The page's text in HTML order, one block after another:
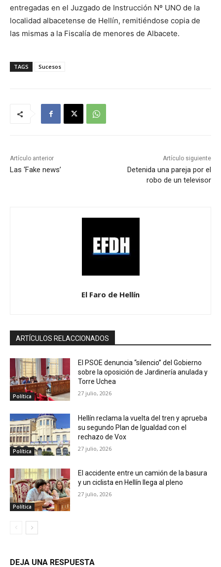
entregadas en el Juzgado de Instrucción Nº UNO de la
localidad albacetense de Hellín, remitiéndose copia de
las mismas a la Fiscalía de menores de Albacete.
TAGS Sucesos
Artículo anterior
Las ‘Fake news’
Artículo siguiente
Detenida una pareja por el
robo de un televisor
El Faro de Hellín
ARTÍCULOS RELACCIONADOS
Política
El PSOE denuncia “silencio” del Gobierno
sobre la oposición de Jardinería anulada y
Torre Uchea
27 julio, 2026
Política
Hellín reclama la vuelta del tren y aprueba
su segundo Plan de Igualdad con el
rechazo de Vox
27 julio, 2026
Política
El accidente entre un camión de la basura
y un ciclista en Hellín llega al pleno
27 julio, 2026
DEJA UNA RESPUESTA